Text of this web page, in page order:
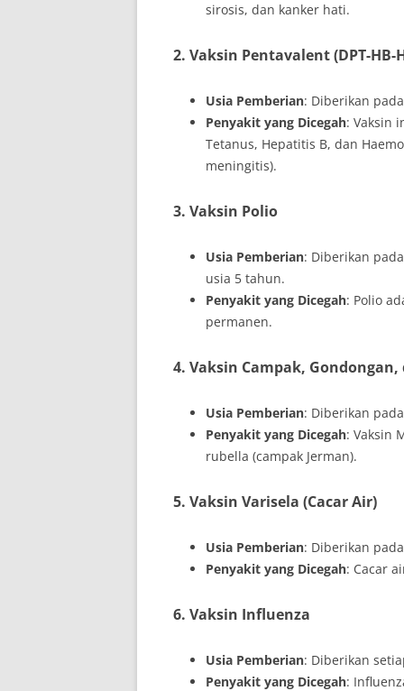
sirosis, dan kanker hati.
2. Vaksin Pentavalent (DPT-HB-
Usia Pemberian: Diberikan
Penyakit yang Dicegah: Vaksin
Tetanus, Hepatitis B, dan
meningitis).
3. Vaksin Polio
Usia Pemberian: Diberikan
usia 5 tahun.
Penyakit yang Dicegah: Polio
permanen.
4. Vaksin Campak, Gondongan,
Usia Pemberian: Diberikan
Penyakit yang Dicegah: Vaksin
rubella (campak Jerman).
5. Vaksin Varisela (Cacar Air)
Usia Pemberian: Diberikan
Penyakit yang Dicegah: Cacar
6. Vaksin Influenza
Usia Pemberian: Diberikan
Penyakit yang Dicegah: